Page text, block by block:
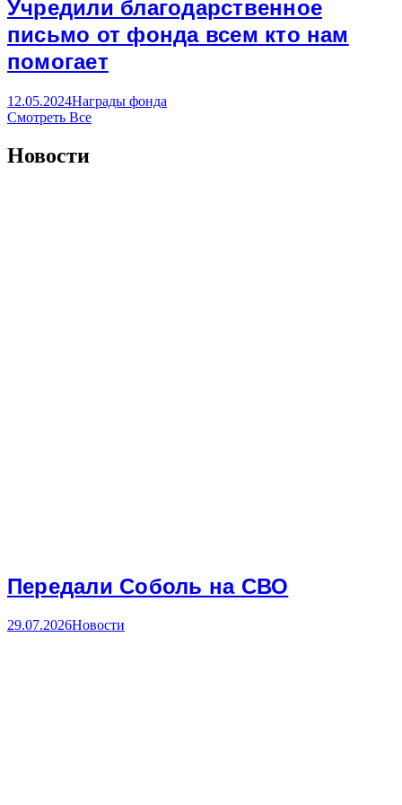
Учредили благодарственное
письмо от фонда всем кто нам
помогает
12.05.2024Награды фонда
Смотреть Все
Новости
Передали Соболь на СВО
29.07.2026Новости